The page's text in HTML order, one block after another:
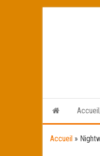
Accueil »